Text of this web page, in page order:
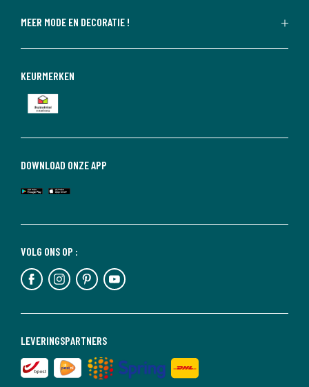
MEER MODE EN DECORATIE !
LEVERINGSPARTNERS
VOLG ONS OP :
DOWNLOAD ONZE APP
KEURMERKEN